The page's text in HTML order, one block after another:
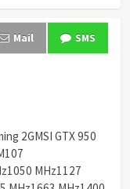
Mail SMS
2GMSI GTX 950
MHz1127